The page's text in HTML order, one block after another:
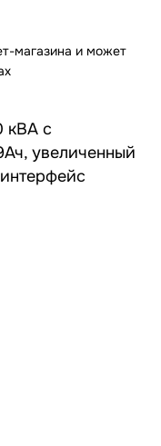
магазина и может
кВA с
увеличенный